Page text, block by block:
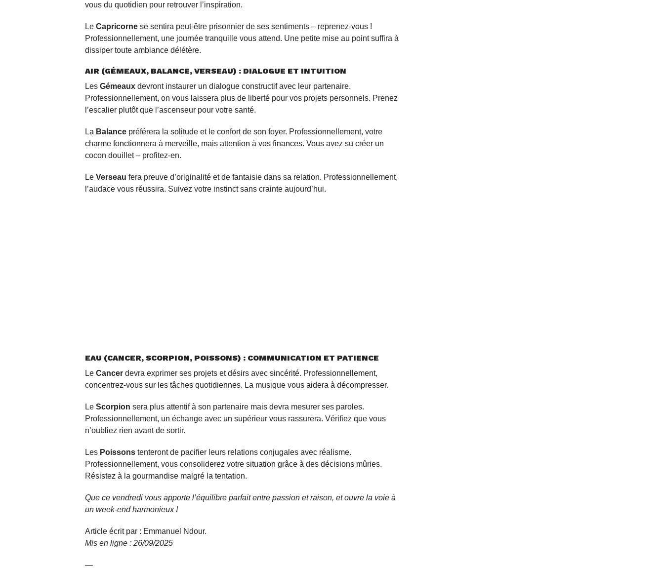
vous du quotidien pour retrouver l’inspiration.
Le Capricorne se sentira peut-être prisonnier de ses sentiments – reprenez-vous !
Professionnellement, une journée tranquille vous attend. Une petite mise au point suffira à
dissiper toute ambiance délétère.
AIR (GÉMEAUX, BALANCE, VERSEAU) : DIALOGUE ET INTUITION
Les Gémeaux devront instaurer un dialogue constructif avec leur partenaire.
Professionnellement, on vous laissera plus de liberté pour vos projets personnels. Prenez
l’escalier plutôt que l’ascenseur pour votre santé.
La Balance préférera la solitude et le confort de son foyer. Professionnellement, votre
charme fonctionnera à merveille, mais attention à vos finances. Vous avez su créer un
cocon douillet – profitez-en.
Le Verseau fera preuve d’originalité et de fantaisie dans sa relation. Professionnellement,
l’audace vous réussira. Suivez votre instinct sans crainte aujourd’hui.
EAU (CANCER, SCORPION, POISSONS) : COMMUNICATION ET PATIENCE
Le Cancer devra exprimer ses projets et désirs avec sincérité. Professionnellement,
concentrez-vous sur les tâches quotidiennes. La musique vous aidera à décompresser.
Le Scorpion sera plus attentif à son partenaire mais devra mesurer ses paroles.
Professionnellement, un échange avec un supérieur vous rassurera. Vérifiez que vous
n’oubliez rien avant de sortir.
Les Poissons tenteront de pacifier leurs relations conjugales avec réalisme.
Professionnellement, vous consoliderez votre situation grâce à des décisions mûries.
Résistez à la gourmandise malgré la tentation.
Que ce vendredi vous apporte l’équilibre parfait entre passion et raison, et ouvre la voie à
un week-end harmonieux !
Article écrit par : Emmanuel Ndour.
Mis en ligne : 26/09/2025
—